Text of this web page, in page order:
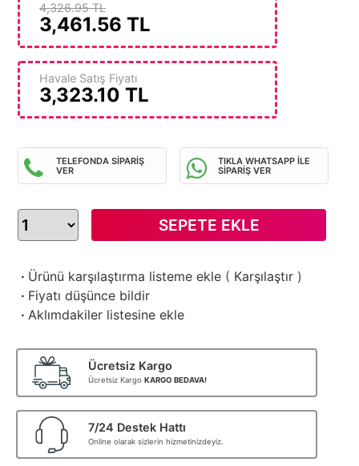
4,326.95 TL
3,461.56 TL
Havale Satış Fiyatı
3,323.10 TL
TELEFONDA SİPARİŞ
VER
TIKLA WHATSAPP İLE
SİPARİŞ VER
SEPETE EKLE
· Ürünü karşılaştırma listeme ekle ( Karşılaştır )
· Fiyatı düşünce bildir
· Aklımdakiler listesine ekle
Ücretsiz Kargo
Ücretsiz Kargo KARGO BEDAVA!
7/24 Destek Hattı
Online olarak sizlerin hizmetinizdeyiz.